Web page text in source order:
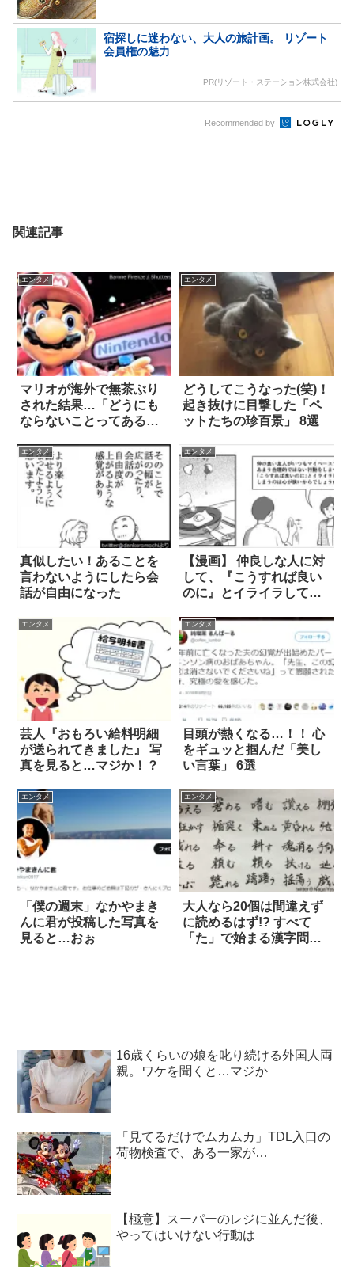
宿探しに迷わない、大人の旅計画。 リゾート
会員権の魅力
PR(リゾート・ステーション株式会社)
Recommended by
関連記事
エンタメ
マリオが海外で無茶ぶり
された結果…「どうにも
ならないことってあるん
エンタメ
どうしてこうなった(笑)！
起き抜けに目撃した「ペ
ットたちの珍百景」 8選
エンタメ
真似したい！あることを
言わないようにしたら会
話が自由になった
エンタメ
【漫画】 仲良しな人に対
して、『こうすれば良い
のに』とイライラしてし
エンタメ
芸人『おもろい給料明細
が送られてきました』 写
真を見ると…マジか！？
エンタメ
目頭が熱くなる…！！ 心
をギュッと掴んだ「美し
い言葉」 6選
エンタメ
「僕の週末」なかやまき
んに君が投稿した写真を
見ると…おぉ
エンタメ
大人なら20個は間違えず
に読めるはず!? すべて
「た」で始まる漢字問題
16歳くらいの娘を叱り続ける外国人両
親。ワケを聞くと…マジか
「見てるだけでムカムカ」TDL入口の
荷物検査で、ある一家が…
【極意】スーパーのレジに並んだ後、
やってはいけない行動は